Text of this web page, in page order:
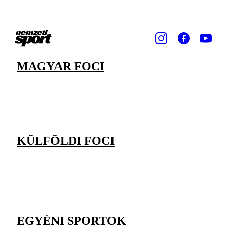
MAGYAR FOCI
KÜLFÖLDI FOCI
EGYÉNI SPORTOK